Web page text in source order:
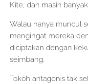
Kite, dan masih
Walau hanya muncul
mengingat mereka
diciptakan dengan
seimbang.
Tokoh antagonis tak